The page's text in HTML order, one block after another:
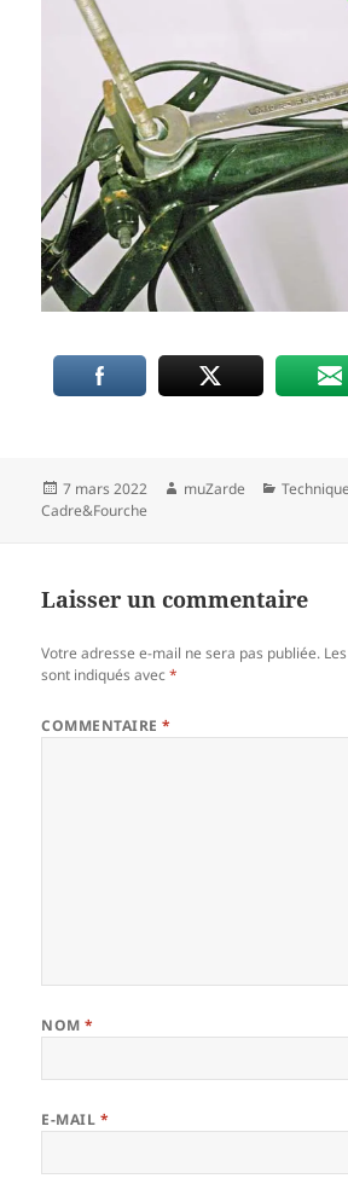
Publié
le
7 mars 2022 Auteur
muZarde Catégories
Technique
Cadre&Fourche
Laisser un commentaire
Votre adresse e-mail ne sera pas publiée.
sont indiqués avec*
COMMENTAIRE*
NOM*
E-MAIL *